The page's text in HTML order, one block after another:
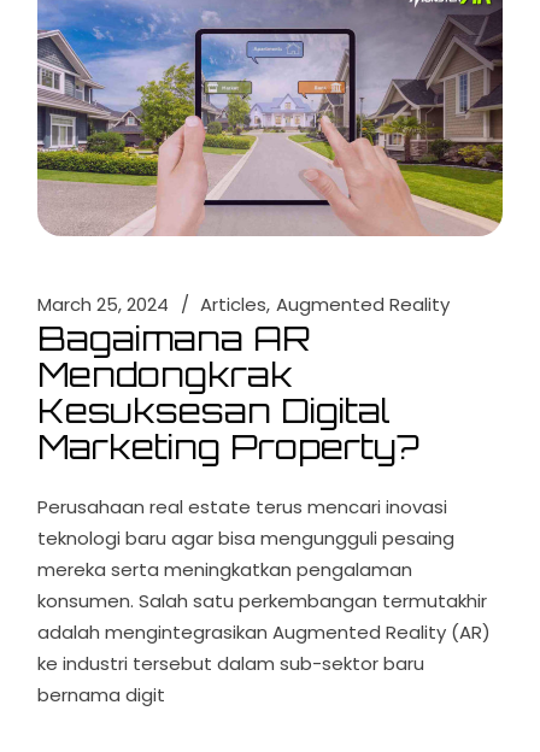
March 25, 2024 Articles Augmented Reality
Bagaimana AR
Mendongkrak
Kesuksesan Digital
Marketing Property?
Perusahaan real estate terus mencari inovasi
teknologi baru agar bisa mengungguli pesaing
mereka serta meningkatkan pengalaman
konsumen. Salah satu perkembangan termutakhir
adalah mengintegrasikan Augmented Reality (AR)
ke industri tersebut dalam sub-sektor baru
bernama digit